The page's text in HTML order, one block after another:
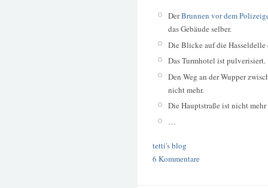
DerBrunnen vor dem
das Gebäude selber.
Die Blicke auf die Hasseldelle
Das Turmhotel ist pulverisiert.
Den Weg an der Wupper
nicht mehr.
Die Hauptstraße ist nicht
…
tetti's blog
6 Kommentare